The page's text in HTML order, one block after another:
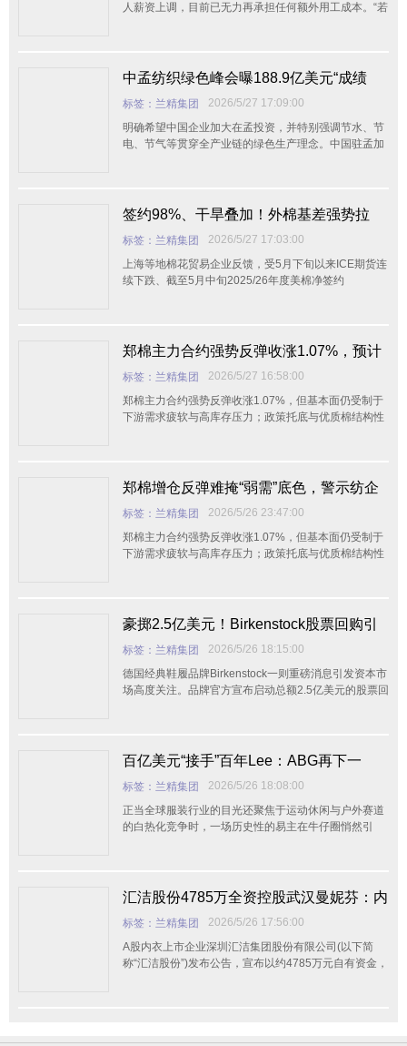
人薪资上调，目前已无力再承担任何额外用工成本。“若
中孟纺织绿色峰会曝188.9亿美元“成绩
单”：投资热土还是深水区？
标签：兰精集团
2026/5/27 17:09:00
明确希望中国企业加大在孟投资，并特别强调节水、节
电、节气等贯穿全产业链的绿色生产理念。中国驻孟加
签约98%、干旱叠加！外棉基差强势拉
涨，郑棉失守16000，进口棉市场演绎“冰
火两重天”
标签：兰精集团
2026/5/27 17:03:00
上海等地棉花贸易企业反馈，受5月下旬以来ICE期货连
续下跌、截至5月中旬2025/26年度美棉净签约
郑棉主力合约强势反弹收涨1.07%，预计
棉价短期区间震荡
标签：兰精集团
2026/5/27 16:58:00
郑棉主力合约强势反弹收涨1.07%，但基本面仍受制于
下游需求疲软与高库存压力；政策托底与优质棉结构性
郑棉增仓反弹难掩“弱需”底色，警示纺企
谨防震荡陷阱
标签：兰精集团
2026/5/26 23:47:00
郑棉主力合约强势反弹收涨1.07%，但基本面仍受制于
下游需求疲软与高库存压力；政策托底与优质棉结构性
豪掷2.5亿美元！Birkenstock股票回购引
爆股价，绝地反击还是另有隐情？
标签：兰精集团
2026/5/26 18:15:00
德国经典鞋履品牌Birkenstock一则重磅消息引发资本市
场高度关注。品牌官方宣布启动总额2.5亿美元的股票回
百亿美元“接手”百年Lee：ABG再下一
城，品牌授权模式将如何重塑全球牛仔版
图？
标签：兰精集团
2026/5/26 18:08:00
正当全球服装行业的目光还聚焦于运动休闲与户外赛道
的白热化竞争时，一场历史性的易主在牛仔圈悄然引
收购协议，以最高10亿美元的价格收
汇洁股份4785万全资控股武汉曼妮芬：内
衣巨头的“集权”棋局与渠道变革野心
标签：兰精集团
2026/5/26 17:56:00
A股内衣上市企业深圳汇洁集团股份有限公司(以下简
称“汇洁股份”)发布公告，宣布以约4785万元自有资金，